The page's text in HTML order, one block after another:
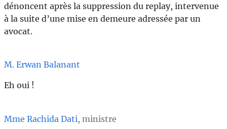
dénoncent après la suppression du replay, intervenue
à la suite d’une mise en demeure adressée par un
avocat.
M. Erwan Balanant
Eh oui !
Mme Rachida Dati, ministre